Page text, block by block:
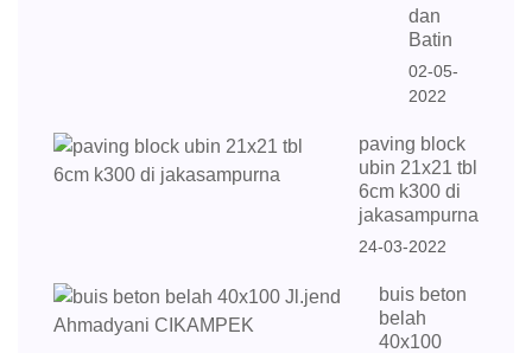
dan
Batin
02-05-
2022
paving block
ubin 21x21 tbl
6cm k300 di
jakasampurna
24-03-2022
buis beton
belah
40x100